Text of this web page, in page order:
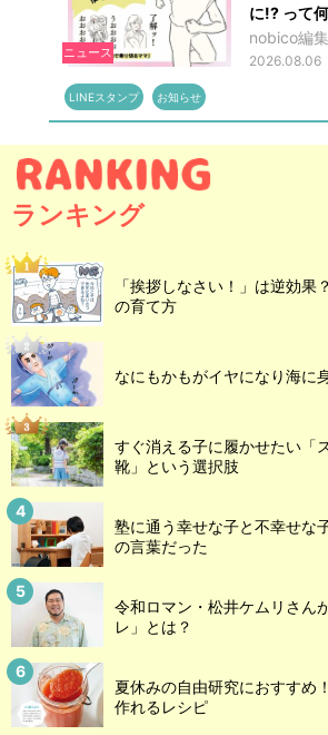
ニュース
に!? って
nobico編
2026.08.06
LINEスタンプ お知らせ
ランキング
「挨拶しなさい！」は逆効果
の育て方
なにもかもがイヤになり海に
すぐ消える子に履かせたい「
靴」という選択肢
塾に通う幸せな子と不幸せな
の言葉だった
令和ロマン・松井ケムリさん
レ」とは？
夏休みの自由研究におすすめ
作れるレシピ